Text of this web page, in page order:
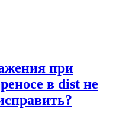
при
в dist не